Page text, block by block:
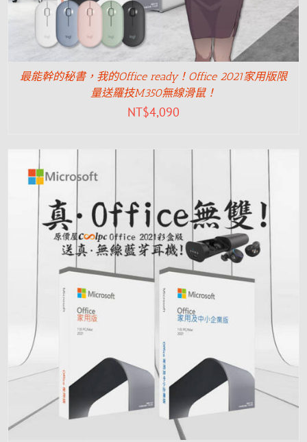
最能幹的秘書，我的Office ready！Office 2021家用版限
量送羅技M350無線滑鼠！
NT$4,090